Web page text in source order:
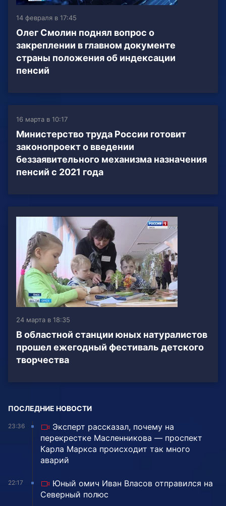
14 февраля в 17:45
Олег Смолин поднял вопрос о
закреплении в главном документе
страны положения об индексации
пенсий
16 марта в 10:17
Министерство труда России готовит
законопроект о введении
беззаявительного механизма назначения
пенсий с 2021 года
24 марта в 18:35
В областной станции юных натуралистов
прошел ежегодный фестиваль детского
творчества
ПОСЛЕДНИЕ НОВОСТИ
23:36
Эксперт рассказал, почему на
перекрестке Масленникова — проспект
Карла Маркса происходит так много
аварий
22:17
Юный омич Иван Власов отправился на
Северный полюс